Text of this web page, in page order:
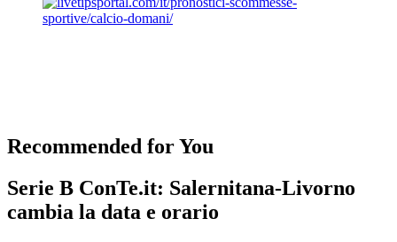
Recommended for You
Serie B ConTe.it: Salernitana-Livorno
cambia la data e orario